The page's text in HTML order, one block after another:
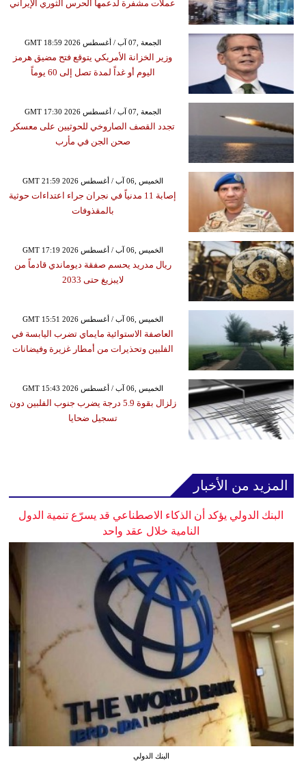
عملات مشفرة لدعمها الحرس الثوري الإيراني
GMT 18:59 2026 الجمعة ,07 آب / أغسطس
وزير الخزانة الأمريكي يتوقع فتح مضيق هرمز
اليوم أو غداً لمدة تصل إلى 60 يوماً
GMT 17:30 2026 الجمعة ,07 آب / أغسطس
تجدد القصف الصاروخي للحوثيين على معسكر
صحن الجن في مأرب
GMT 21:59 2026 الخميس ,06 آب / أغسطس
إصابة 11 مدنياً في نجران جراء اعتداءات حوثية
بالمقذوفات
GMT 17:19 2026 الخميس ,06 آب / أغسطس
ريال مدريد يحسم صفقة ديوماندي قادماً من
لايبزيغ حتى 2033
GMT 15:51 2026 الخميس ,06 آب / أغسطس
العاصفة الاستوائية مايماي تضرب اليابسة في
الفلبين وتحذيرات من أمطار غزيرة وفيضانات
GMT 15:43 2026 الخميس ,06 آب / أغسطس
زلزال بقوة 5.9 درجة يضرب جنوب الفلبين دون
تسجيل ضحايا
المزيد من الأخبار
البنك الدولي يؤكد أن الذكاء الاصطناعي قد يسرّع تنمية الدول
النامية خلال عقد واحد
البنك الدولي